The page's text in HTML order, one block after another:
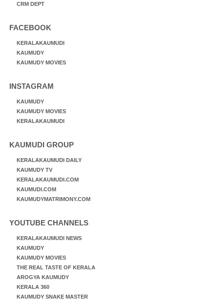
CRM DEPT
FACEBOOK
KERALAKAUMUDI
KAUMUDY
KAUMUDY MOVIES
INSTAGRAM
KAUMUDY
KAUMUDY MOVIES
KERALAKAUMUDI
KAUMUDI GROUP
KERALAKAUMUDI DAILY
KAUMUDY TV
KERALAKAUMUDI.COM
KAUMUDI.COM
KAUMUDYMATRIMONY.COM
YOUTUBE CHANNELS
KERALAKAUMUDI NEWS
KAUMUDY
KAUMUDY MOVIES
THE REAL TASTE OF KERALA
AROGYA KAUMUDY
KERALA 360
KAUMUDY SNAKE MASTER